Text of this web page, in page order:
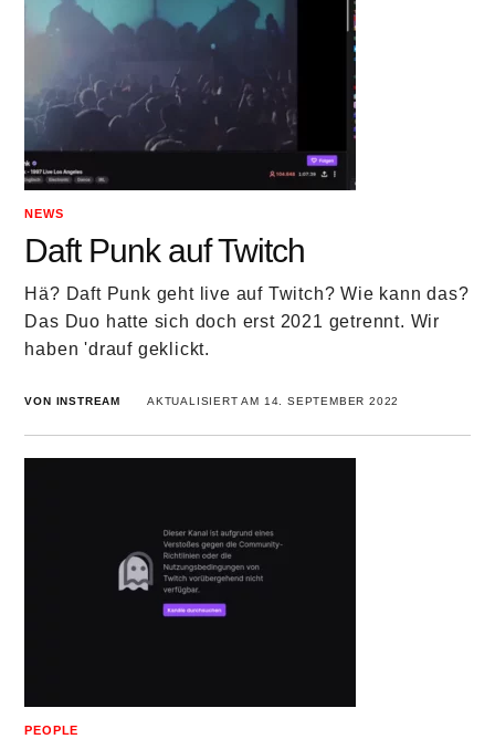
NEWS
Daft Punk auf Twitch
Hä? Daft Punk geht live auf Twitch? Wie kann das?
Das Duo hatte sich doch erst 2021 getrennt. Wir
haben 'drauf geklickt.
VON INSTREAM AKTUALISIERT AM 14. SEPTEMBER 2022
PEOPLE